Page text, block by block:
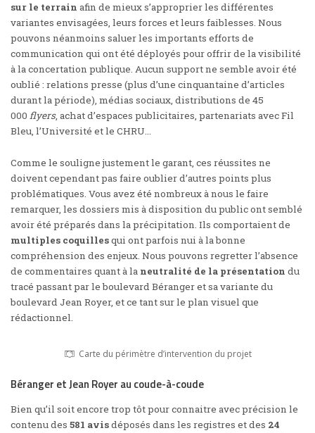
sur le terrain afin de mieux s’approprier les différentes
variantes envisagées, leurs forces et leurs faiblesses. Nous
pouvons néanmoins saluer les importants efforts de
communication qui ont été déployés pour offrir de la visibilité
à la concertation publique. Aucun support ne semble avoir été
oublié : relations presse (plus d’une cinquantaine d’articles
durant la période), médias sociaux, distributions de 45
000 flyers, achat d’espaces publicitaires, partenariats avec Fil
Bleu, l’Université et le CHRU…
Comme le souligne justement le garant, ces réussites ne
doivent cependant pas faire oublier d’autres points plus
problématiques. Vous avez été nombreux à nous le faire
remarquer, les dossiers mis à disposition du public ont semblé
avoir été préparés dans la précipitation. Ils comportaient de
multiples coquillesqui ont parfois nui à la bonne
compréhension des enjeux. Nous pouvons regretter l’absence
de commentaires quant à la neutralité de la présentation du
tracé passant par le boulevard Béranger et sa variante du
boulevard Jean Royer, et ce tant sur le plan visuel que
rédactionnel.
Carte du périmètre d’intervention du projet
Béranger et Jean Royer au coude-à-coude
Bien qu’il soit encore trop tôt pour connaitre avec précision le
contenu des 581 avisdéposés dans les registres et des 24